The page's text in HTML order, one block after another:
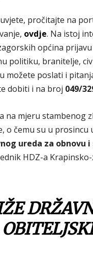
pročitajte na
ovdje. Na istoj
općina
politiku, branitelje,
možete poslati i
dobiti i na broj 049/
na mjeru stambenog
o čemu su u
ureda za obnovu
HDZ-a